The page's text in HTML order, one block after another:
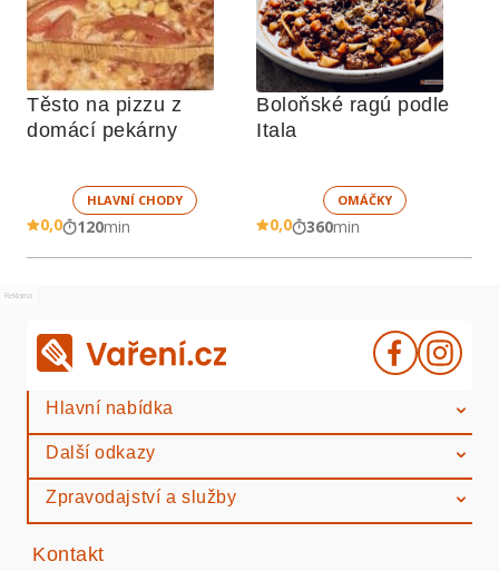
Těsto na pizzu z
domácí pekárny
HLAVNÍ CHODY
0,0 120min
Boloňské ragú podle
Itala
OMÁČKY
0,0 360min
Reklama
Hlavní nabídka
Další odkazy
Zpravodajství a služby
Kontakt